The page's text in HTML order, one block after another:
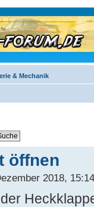
& Mechanik
öffnen
2018, 15:14